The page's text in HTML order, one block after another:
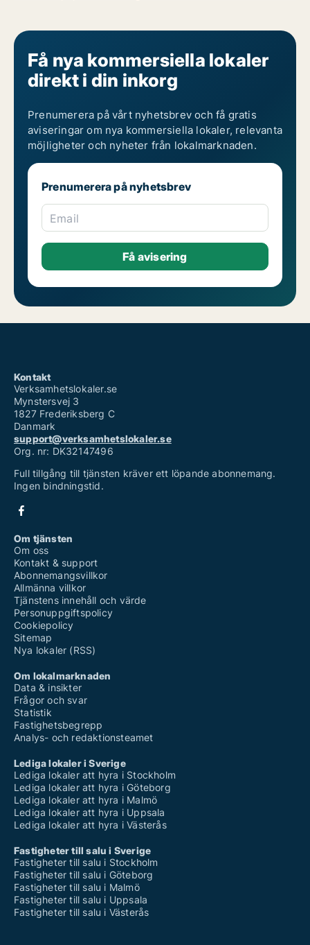
Få nya kommersiella lokaler
direkt i din inkorg
Prenumerera på vårt nyhetsbrev och få gratis
aviseringar om nya kommersiella lokaler, relevanta
möjligheter och nyheter från lokalmarknaden.
Prenumerera på nyhetsbrev
Email
Kontakt
Verksamhetslokaler.se
Mynstersvej 3
1827 Frederiksberg C
Danmark
support@verksamhetslokaler.se
Org. nr: DK32147496
Full tillgång till tjänsten kräver ett löpande abonnemang.
Ingen bindningstid.
Om tjänsten
Om oss
Kontakt & support
Abonnemangsvillkor
Allmänna villkor
Tjänstens innehåll och värde
Personuppgiftspolicy
Cookiepolicy
Sitemap
Nya lokaler (RSS)
Om lokalmarknaden
Data & insikter
Frågor och svar
Statistik
Fastighetsbegrepp
Analys- och redaktionsteamet
Lediga lokaler i Sverige
Lediga lokaler att hyra i Stockholm
Lediga lokaler att hyra i Göteborg
Lediga lokaler att hyra i Malmö
Lediga lokaler att hyra i Uppsala
Lediga lokaler att hyra i Västerås
Fastigheter till salu i Sverige
Fastigheter till salu i Stockholm
Fastigheter till salu i Göteborg
Fastigheter till salu i Malmö
Fastigheter till salu i Uppsala
Fastigheter till salu i Västerås